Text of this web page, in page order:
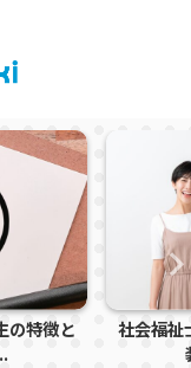
の特徴と
社会福祉